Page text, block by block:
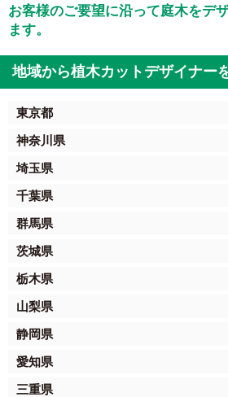
お客様のご要望に沿って庭木をデ
ます。
地域から植木カットデザイナー
東京都
神奈川県
埼玉県
千葉県
群馬県
茨城県
栃木県
山梨県
静岡県
愛知県
三重県